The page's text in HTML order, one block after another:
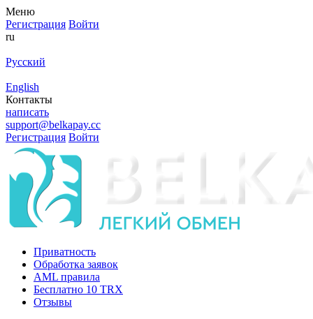
Меню
Регистрация Войти
ru
Русский
English
Контакты
написать
support@belkapay.cc
Регистрация Войти
Приватность
Обработка заявок
AML правила
Бесплатно 10 TRX
Отзывы